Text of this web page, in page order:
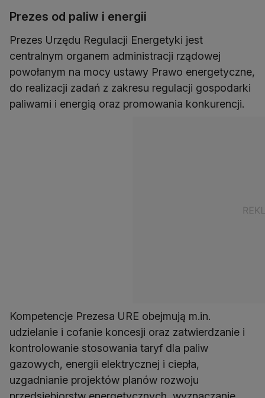
Prezes od paliw i energii
Prezes Urzędu Regulacji Energetyki jest
centralnym organem administracji rządowej
powołanym na mocy ustawy Prawo energetyczne,
do realizacji zadań z zakresu regulacji gospodarki
paliwami i energią oraz promowania konkurencji.
Kompetencje Prezesa URE obejmują m.in.
udzielanie i cofanie koncesji oraz zatwierdzanie i
kontrolowanie stosowania taryf dla paliw
gazowych, energii elektrycznej i ciepła,
uzgadnianie projektów planów rozwoju